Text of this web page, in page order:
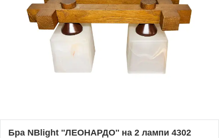
Бра NBlight ''ЛЕОНАРДО'' на 2 лампи 4302